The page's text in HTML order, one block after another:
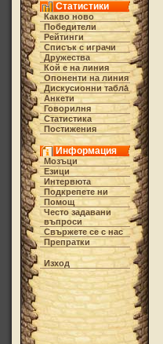
Статистики
Какво ново
Победители
Рейтинги
Списък с играчи
Дружества
Кой е на линия
Опоненти на линия
Дискусионни табла́
Анкети
Говорилня
Статистика
Постижения
Информация
Мозъци
Езици
Интервюта
Подкрепете ни
Помощ
Често задавани
въпроси
Свържете се с нас
Препратки
Изход